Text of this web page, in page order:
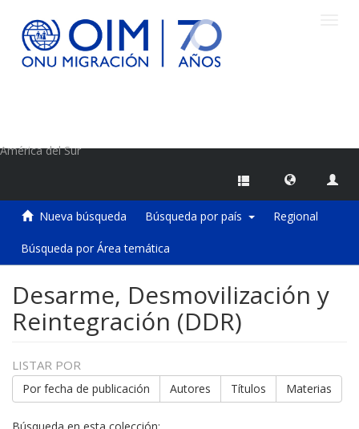
América del Sur
Nueva búsqueda Búsqueda por país Regional
Búsqueda por Área temática
Desarme, Desmovilización y
Reintegración (DDR)
LISTAR POR
Por fecha de publicación Autores Títulos Materias